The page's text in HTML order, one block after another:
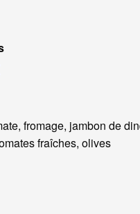
fromage, jambon de
fraîches, olives